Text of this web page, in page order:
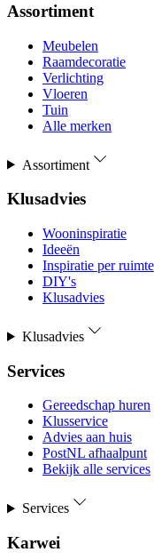
Assortiment
Meubelen
Raamdecoratie
Verlichting
Vloeren
Tuin
Alle merken
Assortiment
Klusadvies
Wooninspiratie
Ideeën
Inspiratie per ruimte
DIY's
Klusadvies
Klusadvies
Services
Gereedschap huren
Klusservice
Advies aan huis
PostNL afhaalpunt
Bekijk alle services
Services
Karwei